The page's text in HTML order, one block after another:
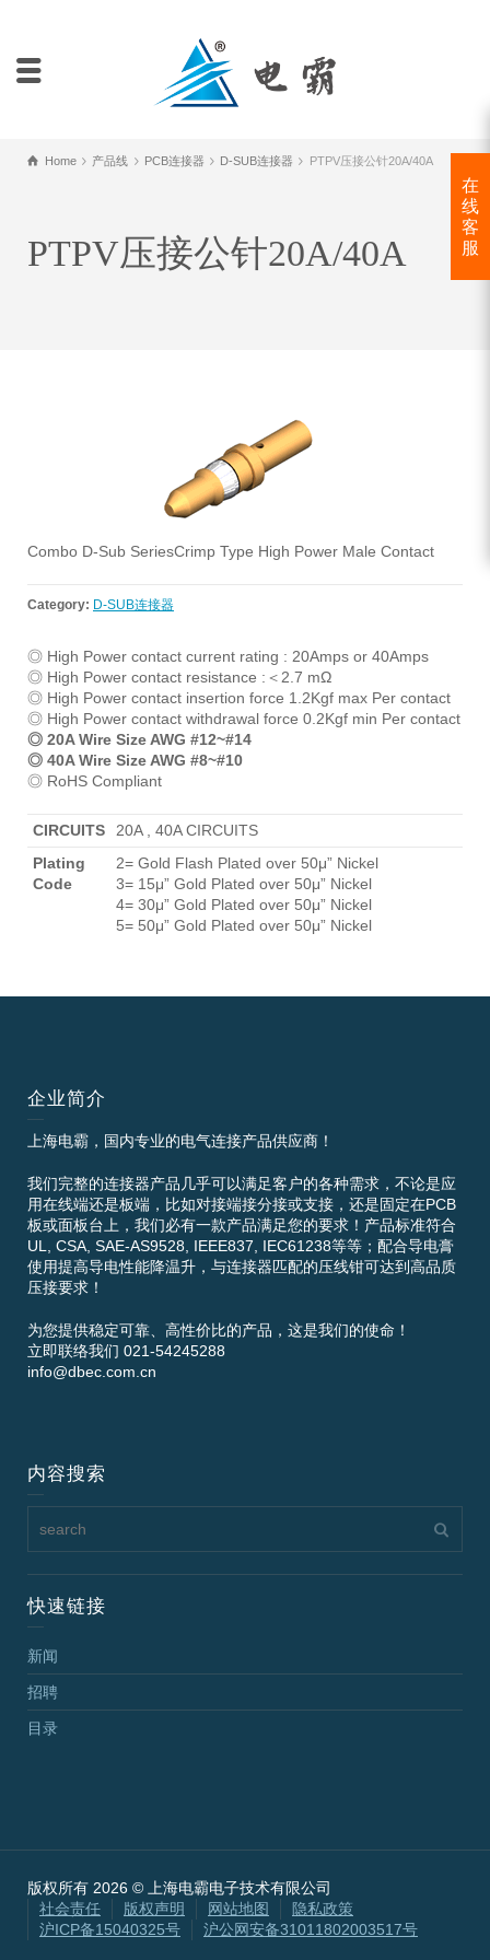
Home 产品线 PCB连接器 D-SUB连接器 PTPV压接公针20A/40A
PTPV压接公针20A/40A
Combo D-Sub SeriesCrimp Type High Power Male Contact
Category: D-SUB连接器
◎ High Power contact current rating : 20Amps or 40Amps
◎ High Power contact resistance :＜2.7 mΩ
◎ High Power contact insertion force 1.2Kgf max Per contact
◎ High Power contact withdrawal force 0.2Kgf min Per contact
◎ 20A Wire Size AWG #12~#14
◎ 40A Wire Size AWG #8~#10
◎ RoHS Compliant
CIRCUITS
20A , 40A CIRCUITS
Plating
Code
2= Gold Flash Plated over 50μ” Nickel
3= 15μ” Gold Plated over 50μ” Nickel
4= 30μ” Gold Plated over 50μ” Nickel
5= 50μ” Gold Plated over 50μ” Nickel
在
线
客
服
企业简介
上海电霸，国内专业的电气连接产品供应商！
我们完整的连接器产品几乎可以满足客户的各种需求，不论是应
用在线端还是板端，比如对接端接分接或支接，还是固定在PCB
板或面板台上，我们必有一款产品满足您的要求！产品标准符合
UL, CSA, SAE-AS9528, IEEE837, IEC61238等等；配合导电膏
使用提高导电性能降温升，与连接器匹配的压线钳可达到高品质
压接要求！
为您提供稳定可靠、高性价比的产品，这是我们的使命！
立即联络我们 021-54245288
info@dbec.com.cn
内容搜索
快速链接
新闻
招聘
目录
版权所有 2026 © 上海电霸电子技术有限公司
社会责任
版权声明 网站地图
隐私政策
沪ICP备15040325号
沪公网安备31011802003517号